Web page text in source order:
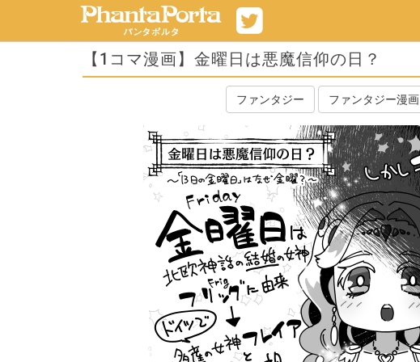
【1コマ漫画】金曜日は悪魔信仰の日？
ファンタジー ファンタジー漫画